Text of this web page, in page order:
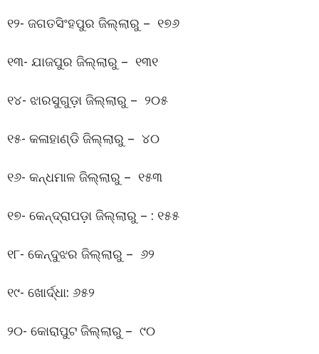
୧୨- ଜଗତସିଂହପୁର ଜିଲ୍ଲାରୁ – ୧୭୬
୧୩- ଯାଜପୁର ଜିଲ୍ଲାରୁ – ୧୩୧
୧୪- ଝାରସୁଗୁଡ଼ା ଜିଲ୍ଲାରୁ – ୨୦୫
୧୫- କଳାହାଣ୍ଡି ଜିଲ୍ଲାରୁ – ୪୦
୧୬- କନ୍ଧମାଳ ଜିଲ୍ଲାରୁ – ୧୫୩
୧୭- କେନ୍ଦ୍ରାପଡ଼ା ଜିଲ୍ଲାରୁ – : ୧୫୫
୧୮- କେନ୍ଦୁଝର ଜିଲ୍ଲାରୁ – ୬୨
୧୯- ଖୋର୍ଦ୍ଧା: ୬୫୨
୨୦- କୋରାପୁଟ ଜିଲ୍ଲାରୁ – ୯୦